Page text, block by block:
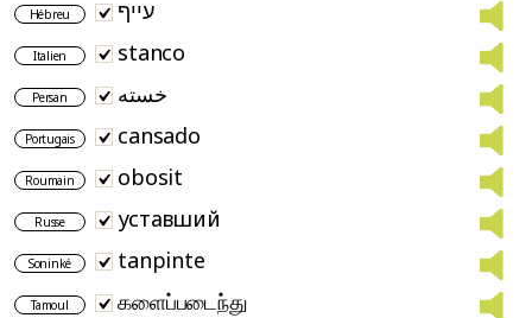
Hébreu עייף
Italien stanco
Persan خسته
Portugais cansado
Roumain obosit
Russe уставший
Soninké tanpinte
Tamoul களைப்படைந்து